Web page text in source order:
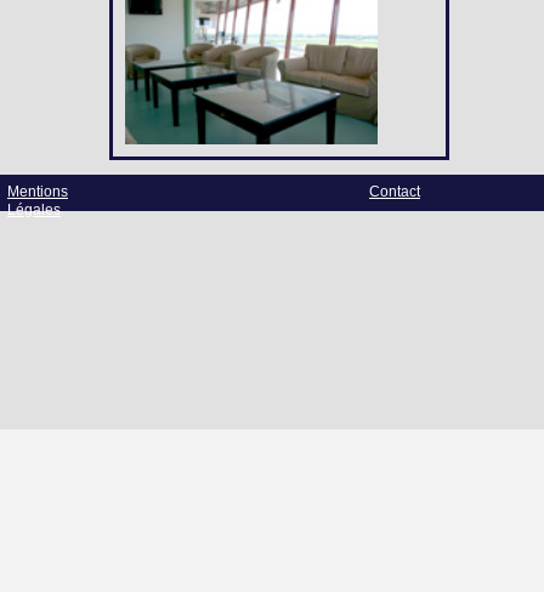
Mentions
Légales
Contact